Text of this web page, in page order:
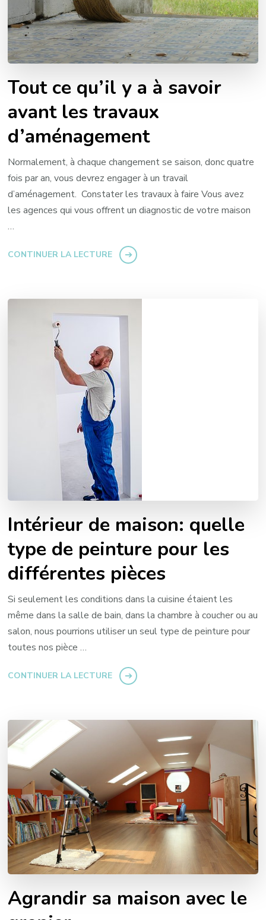
Tout ce qu’il y a à savoir
avant les travaux
d’aménagement
Normalement, à chaque changement se saison, donc quatre
fois par an, vous devrez engager à un travail
d’aménagement. Constater les travaux à faire Vous avez
les agences qui vous offrent un diagnostic de votre maison
…
CONTINUER LA LECTURE
Intérieur de maison: quelle
type de peinture pour les
différentes pièces
Si seulement les conditions dans la cuisine étaient les
même dans la salle de bain, dans la chambre à coucher ou au
salon, nous pourrions utiliser un seul type de peinture pour
toutes nos pièce …
CONTINUER LA LECTURE
Agrandir sa maison avec le